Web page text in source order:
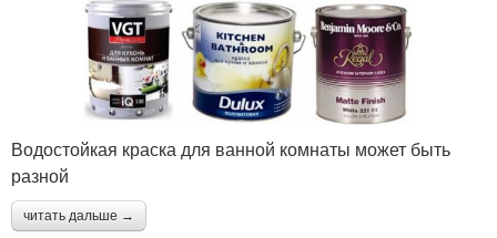
Водостойкая краска для ванной комнаты может быть
разной
читать дальше →